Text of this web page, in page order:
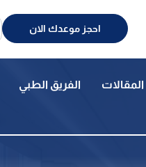
احجز موعدك الان
المقالات الفريق الطبي